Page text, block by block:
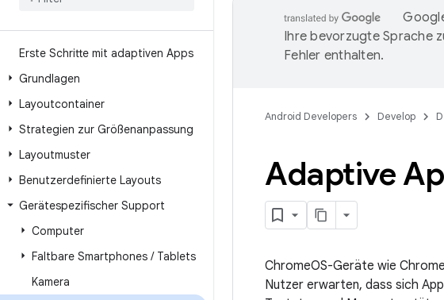
Erste Schritte mit adaptiven Apps
Grundlagen
Layoutcontainer
Strategien zur Größenanpassung
Layoutmuster
Benutzerdefinierte Layouts
Gerätespezifischer Support
Computer
Faltbare Smartphones /Tablets
Kamera
Ihre bevorzugte Sprache
Fehler enthalten.
Android Developers Develop
Adaptive
ChromeOS-Geräte wie
Nutzer erwarten, dass sich